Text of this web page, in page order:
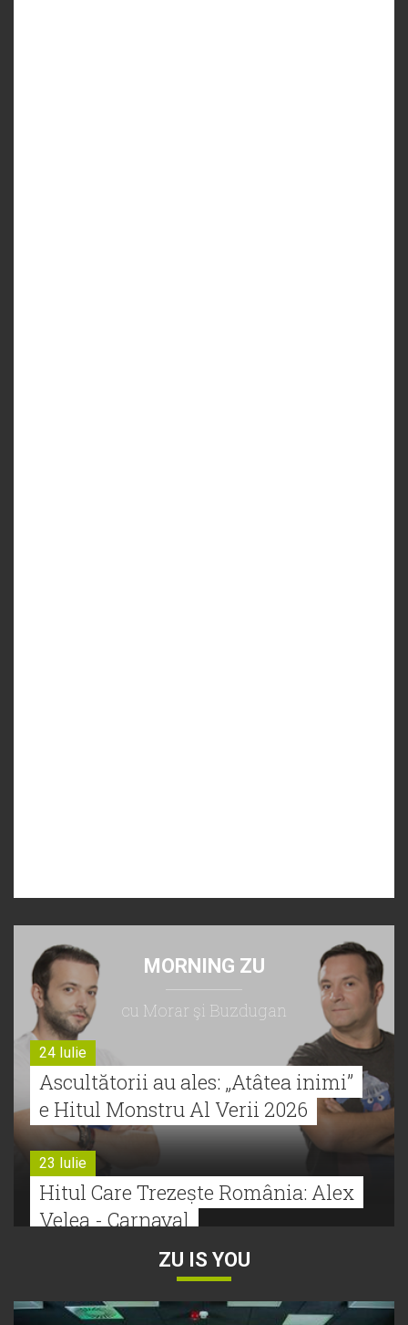
MORNING ZU
cu Morar şi Buzdugan
24 Iulie
Ascultătorii au ales: „Atâtea inimi”
e Hitul Monstru Al Verii 2026
23 Iulie
Hitul Care Trezește România: Alex
Velea - Carnaval
Bătălie strânsă la Hitul Monstru Al
ZU IS YOU